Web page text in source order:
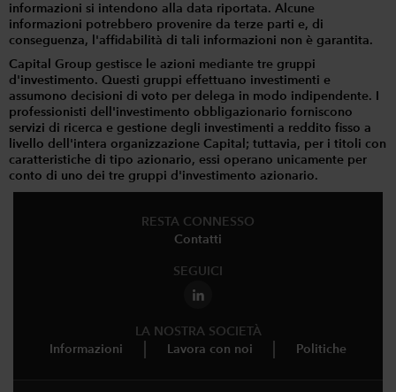
informazioni si intendono alla data riportata. Alcune
informazioni potrebbero provenire da terze parti e, di
conseguenza, l'affidabilità di tali informazioni non è garantita.
Capital Group gestisce le azioni mediante tre gruppi
d'investimento. Questi gruppi effettuano investimenti e
assumono decisioni di voto per delega in modo indipendente. I
professionisti dell'investimento obbligazionario forniscono
servizi di ricerca e gestione degli investimenti a reddito fisso a
livello dell'intera organizzazione Capital; tuttavia, per i titoli con
caratteristiche di tipo azionario, essi operano unicamente per
conto di uno dei tre gruppi d'investimento azionario.
RESTA CONNESSO
Contatti
SEGUICI
LA NOSTRA SOCIETÀ
Informazioni
Lavora con noi Politiche